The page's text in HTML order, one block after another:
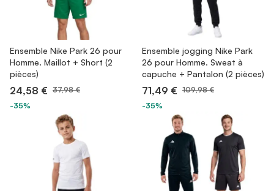
Ensemble Nike Park 26 pour
Homme. Maillot + Short (2
pièces)
24,58 € 37,98 €
-35%
Ensemble jogging Nike Park
26 pour Homme. Sweat à
capuche + Pantalon (2 pièces)
71,49 € 109,98 €
-35%